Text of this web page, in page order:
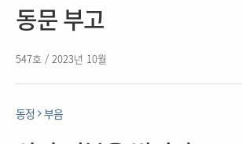
동문 부고
547호 / 2023년 10월
동정 부음